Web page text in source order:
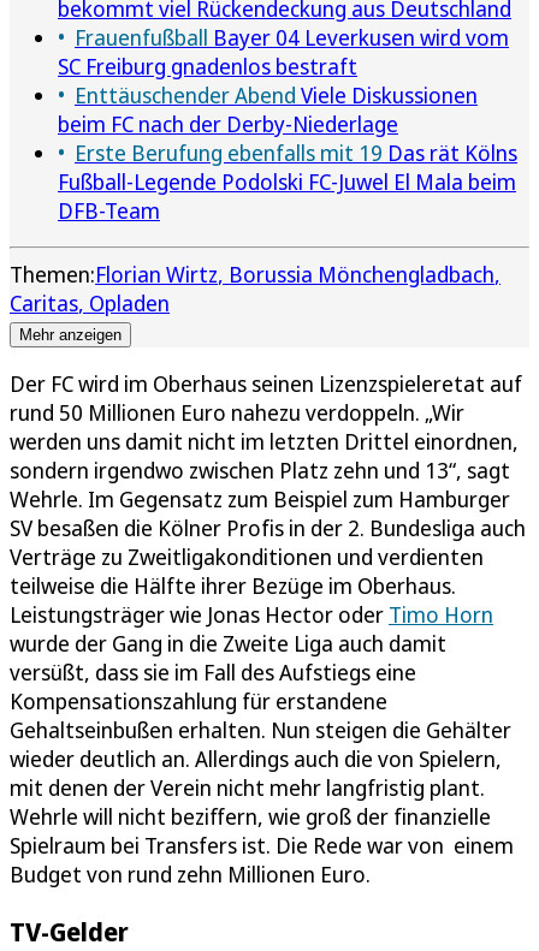
bekommt viel Rückendeckung aus Deutschland
Frauenfußball Bayer 04 Leverkusen wird vom
SC Freiburg gnadenlos bestraft
Enttäuschender Abend Viele Diskussionen
beim FC nach der Derby-Niederlage
Erste Berufung ebenfalls mit 19 Das rät Kölns
Fußball-Legende Podolski FC-Juwel El Mala beim
DFB-Team
Themen:Florian Wirtz Borussia Mönchengladbach
Caritas Opladen
Mehr anzeigen
Der FC wird im Oberhaus seinen Lizenzspieleretat auf
rund 50 Millionen Euro nahezu verdoppeln. „Wir
werden uns damit nicht im letzten Drittel einordnen,
sondern irgendwo zwischen Platz zehn und 13“, sagt
Wehrle. Im Gegensatz zum Beispiel zum Hamburger
SV besaßen die Kölner Profis in der 2. Bundesliga auch
Verträge zu Zweitligakonditionen und verdienten
teilweise die Hälfte ihrer Bezüge im Oberhaus.
Leistungsträger wie Jonas Hector oder Timo Horn
wurde der Gang in die Zweite Liga auch damit
versüßt, dass sie im Fall des Aufstiegs eine
Kompensationszahlung für erstandene
Gehaltseinbußen erhalten. Nun steigen die Gehälter
wieder deutlich an. Allerdings auch die von Spielern,
mit denen der Verein nicht mehr langfristig plant.
Wehrle will nicht beziffern, wie groß der finanzielle
Spielraum bei Transfers ist. Die Rede war von einem
Budget von rund zehn Millionen Euro.
TV-Gelder